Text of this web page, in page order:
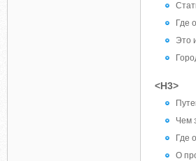
Где
Это
<H3>
Чем
Где
О